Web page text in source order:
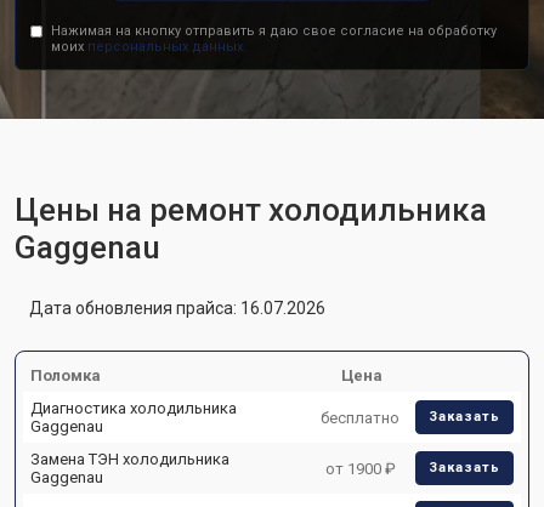
Нажимая на кнопку отправить я даю свое согласие на обработку
моих персональных данных.
Цены на ремонт холодильника
Gaggenau
Дата обновления прайса: 16.07.2026
Поломка
Цена
Диагностика холодильника
Gaggenau
бесплатно Заказать
Замена ТЭН холодильника
Gaggenau
от 1900 ₽ Заказать